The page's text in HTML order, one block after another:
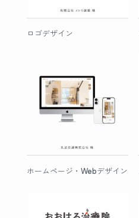
ロゴデザイン
ホームページ・Webデザイン